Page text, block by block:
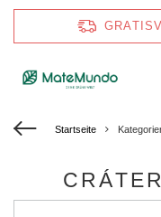
Startseite